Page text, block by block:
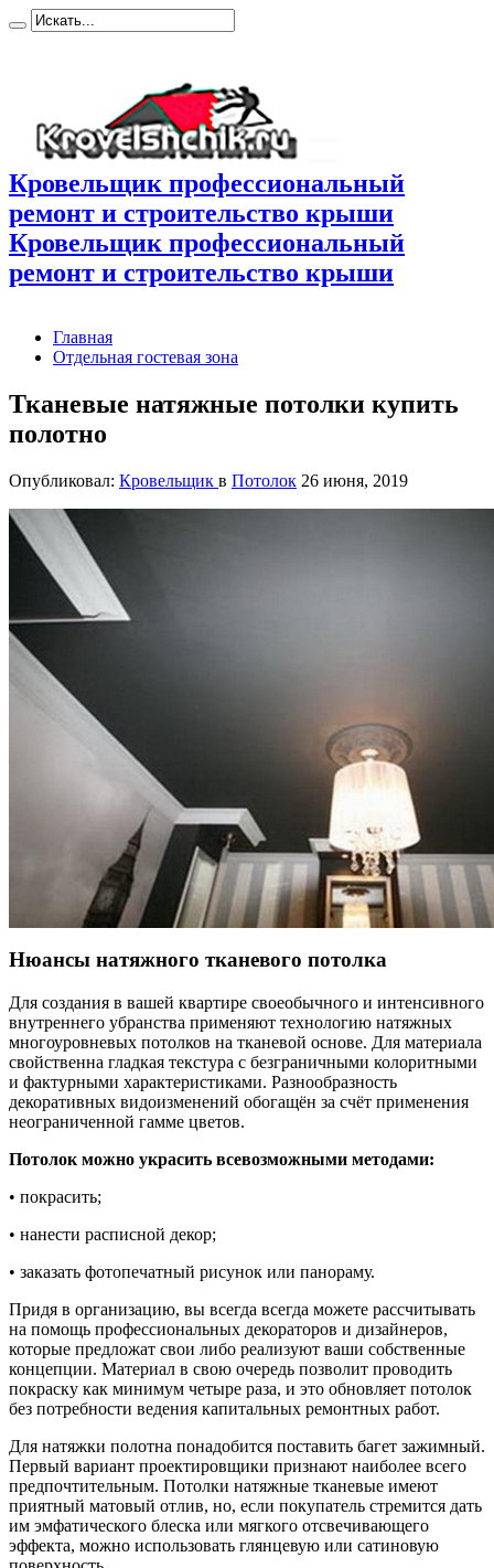
Кровельщик профессиональный
ремонт и строительство крыши
Кровельщик профессиональный
ремонт и строительство крыши
Главная
Отдельная гостевая зона
Тканевые натяжные потолки купить
полотно
Опубликовал: Кровельщик в Потолок 26 июня, 2019
Нюансы натяжного тканевого потолка
Для создания в вашей квартире своеобычного и интенсивного
внутреннего убранства применяют технологию натяжных
многоуровневых потолков на тканевой основе. Для материала
свойственна гладкая текстура с безграничными колоритными
и фактурными характеристиками. Разнообразность
декоративных видоизменений обогащён за счёт применения
неограниченной гамме цветов.
Потолок можно украсить всевозможными методами:
• покрасить;
• нанести расписной декор;
• заказать фотопечатный рисунок или панораму.
Придя в организацию, вы всегда всегда можете рассчитывать
на помощь профессиональных декораторов и дизайнеров,
которые предложат свои либо реализуют ваши собственные
концепции. Материал в свою очередь позволит проводить
покраску как минимум четыре раза, и это обновляет потолок
без потребности ведения капитальных ремонтных работ.
Для натяжки полотна понадобится поставить багет зажимный.
Первый вариант проектировщики признают наиболее всего
предпочтительным. Потолки натяжные тканевые имеют
приятный матовый отлив, но, если покупатель стремится дать
им эмфатического блеска или мягкого отсвечивающего
эффекта, можно использовать глянцевую или сатиновую